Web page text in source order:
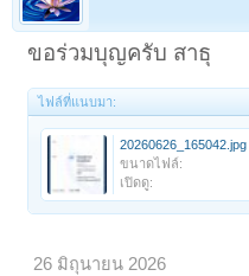
ขอร่วมบุญครับ สาธุ
ไฟล์ที่แนบมา:
20260626_165042.jpg
ขนาดไฟล์:
เปิดดู:
26 มิถุนายน 2026